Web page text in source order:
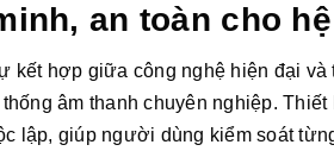
an toàn cho
kết hợp giữa công nghệ hiện đại và
âm thanh chuyên nghiệp.
lập, giúp người dùng kiểm soát